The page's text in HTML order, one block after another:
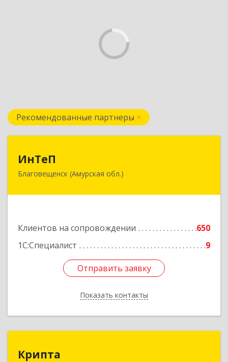
Рекомендованные партнеры
ИнТеП
Благовещенск (Амурская обл.)
Клиентов на сопровождении
650
1С:Специалист
9
Отправить заявку
Показать контакты
675000, Амурская обл, Благовещенск г,
Отправить заявку
Назад
Крипта